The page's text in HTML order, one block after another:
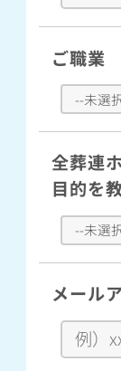
ご職業
全葬連
目的を
メール